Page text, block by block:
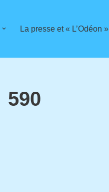
La presse et « L’Odéon »
590